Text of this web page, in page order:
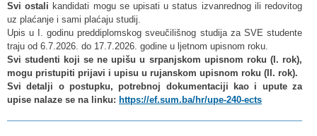
Svi ostali kandidati mogu se upisati u status izvanrednog ili redovitog
uz plaćanje i sami plaćaju studij.
Upis u I. godinu preddiplomskog sveučilišnog studija za SVE studente
traju od 6.7.2026. do 17.7.2026. godine u ljetnom upisnom roku.
Svi studenti koji se ne upišu u srpanjskom upisnom roku (I. rok),
mogu pristupiti prijavi i upisu u rujanskom upisnom roku (II. rok).
Svi detalji o postupku, potrebnoj dokumentaciji kao i upute za
upise nalaze se na linku: https://ef.sum.ba/hr/upe-240-ects